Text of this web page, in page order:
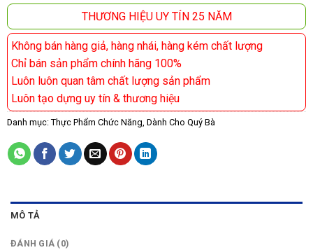
THƯƠNG HIỆU UY TÍN 25 NĂM
Không bán hàng giả, hàng nhái, hàng kém chất lượng
Chỉ bán sản phẩm chính hãng 100%
Luôn luôn quan tâm chất lượng sản phẩm
Luôn tạo dựng uy tín & thương hiệu
Danh mục: Thực Phẩm Chức Năng, Dành Cho Quý Bà
MÔ TẢ
ĐÁNH GIÁ (0)